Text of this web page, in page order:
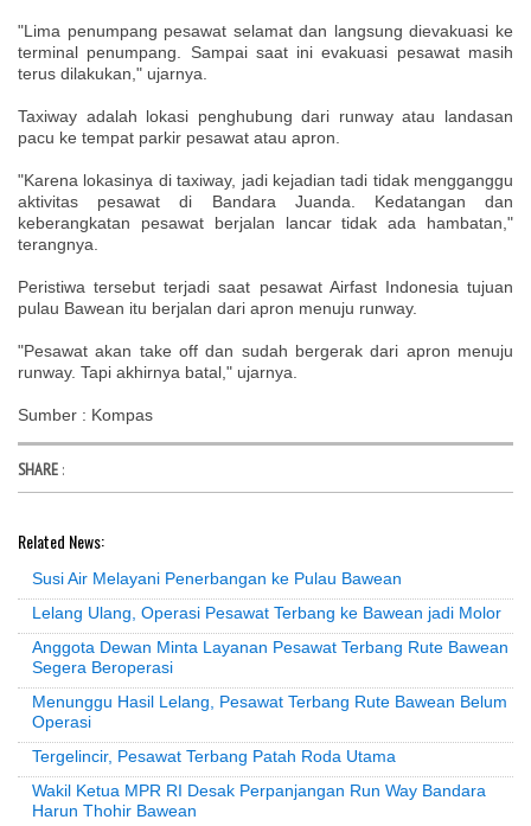
"Lima penumpang pesawat selamat dan langsung dievakuasi ke
terminal penumpang. Sampai saat ini evakuasi pesawat masih
terus dilakukan," ujarnya.
Taxiway adalah lokasi penghubung dari runway atau landasan
pacu ke tempat parkir pesawat atau apron.
"Karena lokasinya di taxiway, jadi kejadian tadi tidak mengganggu
aktivitas pesawat di Bandara Juanda. Kedatangan dan
keberangkatan pesawat berjalan lancar tidak ada hambatan,"
terangnya.
Peristiwa tersebut terjadi saat pesawat Airfast Indonesia tujuan
pulau Bawean itu berjalan dari apron menuju runway.
"Pesawat akan take off dan sudah bergerak dari apron menuju
runway. Tapi akhirnya batal," ujarnya.
Sumber : Kompas
SHARE :
Related News:
Susi Air Melayani Penerbangan ke Pulau Bawean
Lelang Ulang, Operasi Pesawat Terbang ke Bawean jadi Molor
Anggota Dewan Minta Layanan Pesawat Terbang Rute Bawean
Segera Beroperasi
Menunggu Hasil Lelang, Pesawat Terbang Rute Bawean Belum
Operasi
Tergelincir, Pesawat Terbang Patah Roda Utama
Wakil Ketua MPR RI Desak Perpanjangan Run Way Bandara
Harun Thohir Bawean